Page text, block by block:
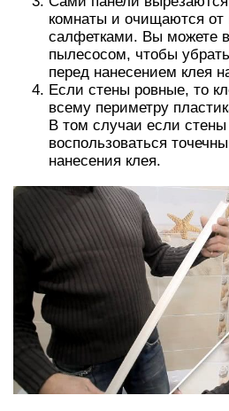
комнаты и очищаются
салфетками. Вы можете
пылесосом, чтобы
перед нанесением клея
Если стены ровные, то
всему периметру
В том случаи если
воспользоваться
нанесения клея.